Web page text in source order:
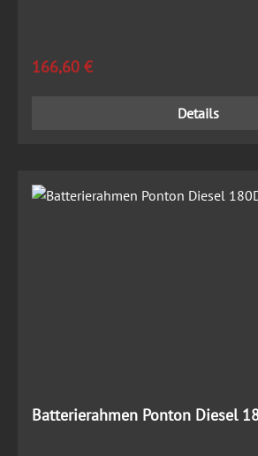
Regulärer Preis:
166,60 €
Details
Batterierahmen Ponton Diesel